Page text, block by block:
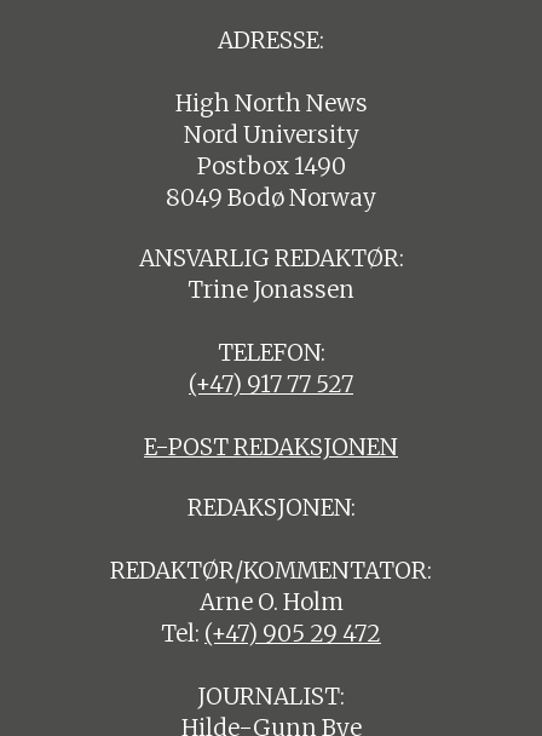
ADRESSE:
High North News
Nord University
Postbox 1490
8049 Bodø Norway
ANSVARLIG REDAKTØR:
Trine Jonassen
TELEFON:
(+47) 917 77 527
E-POST REDAKSJONEN
REDAKSJONEN:
REDAKTØR/KOMMENTATOR:
Arne O. Holm
Tel: (+47) 905 29 472
JOURNALIST:
Hilde-Gunn Bye